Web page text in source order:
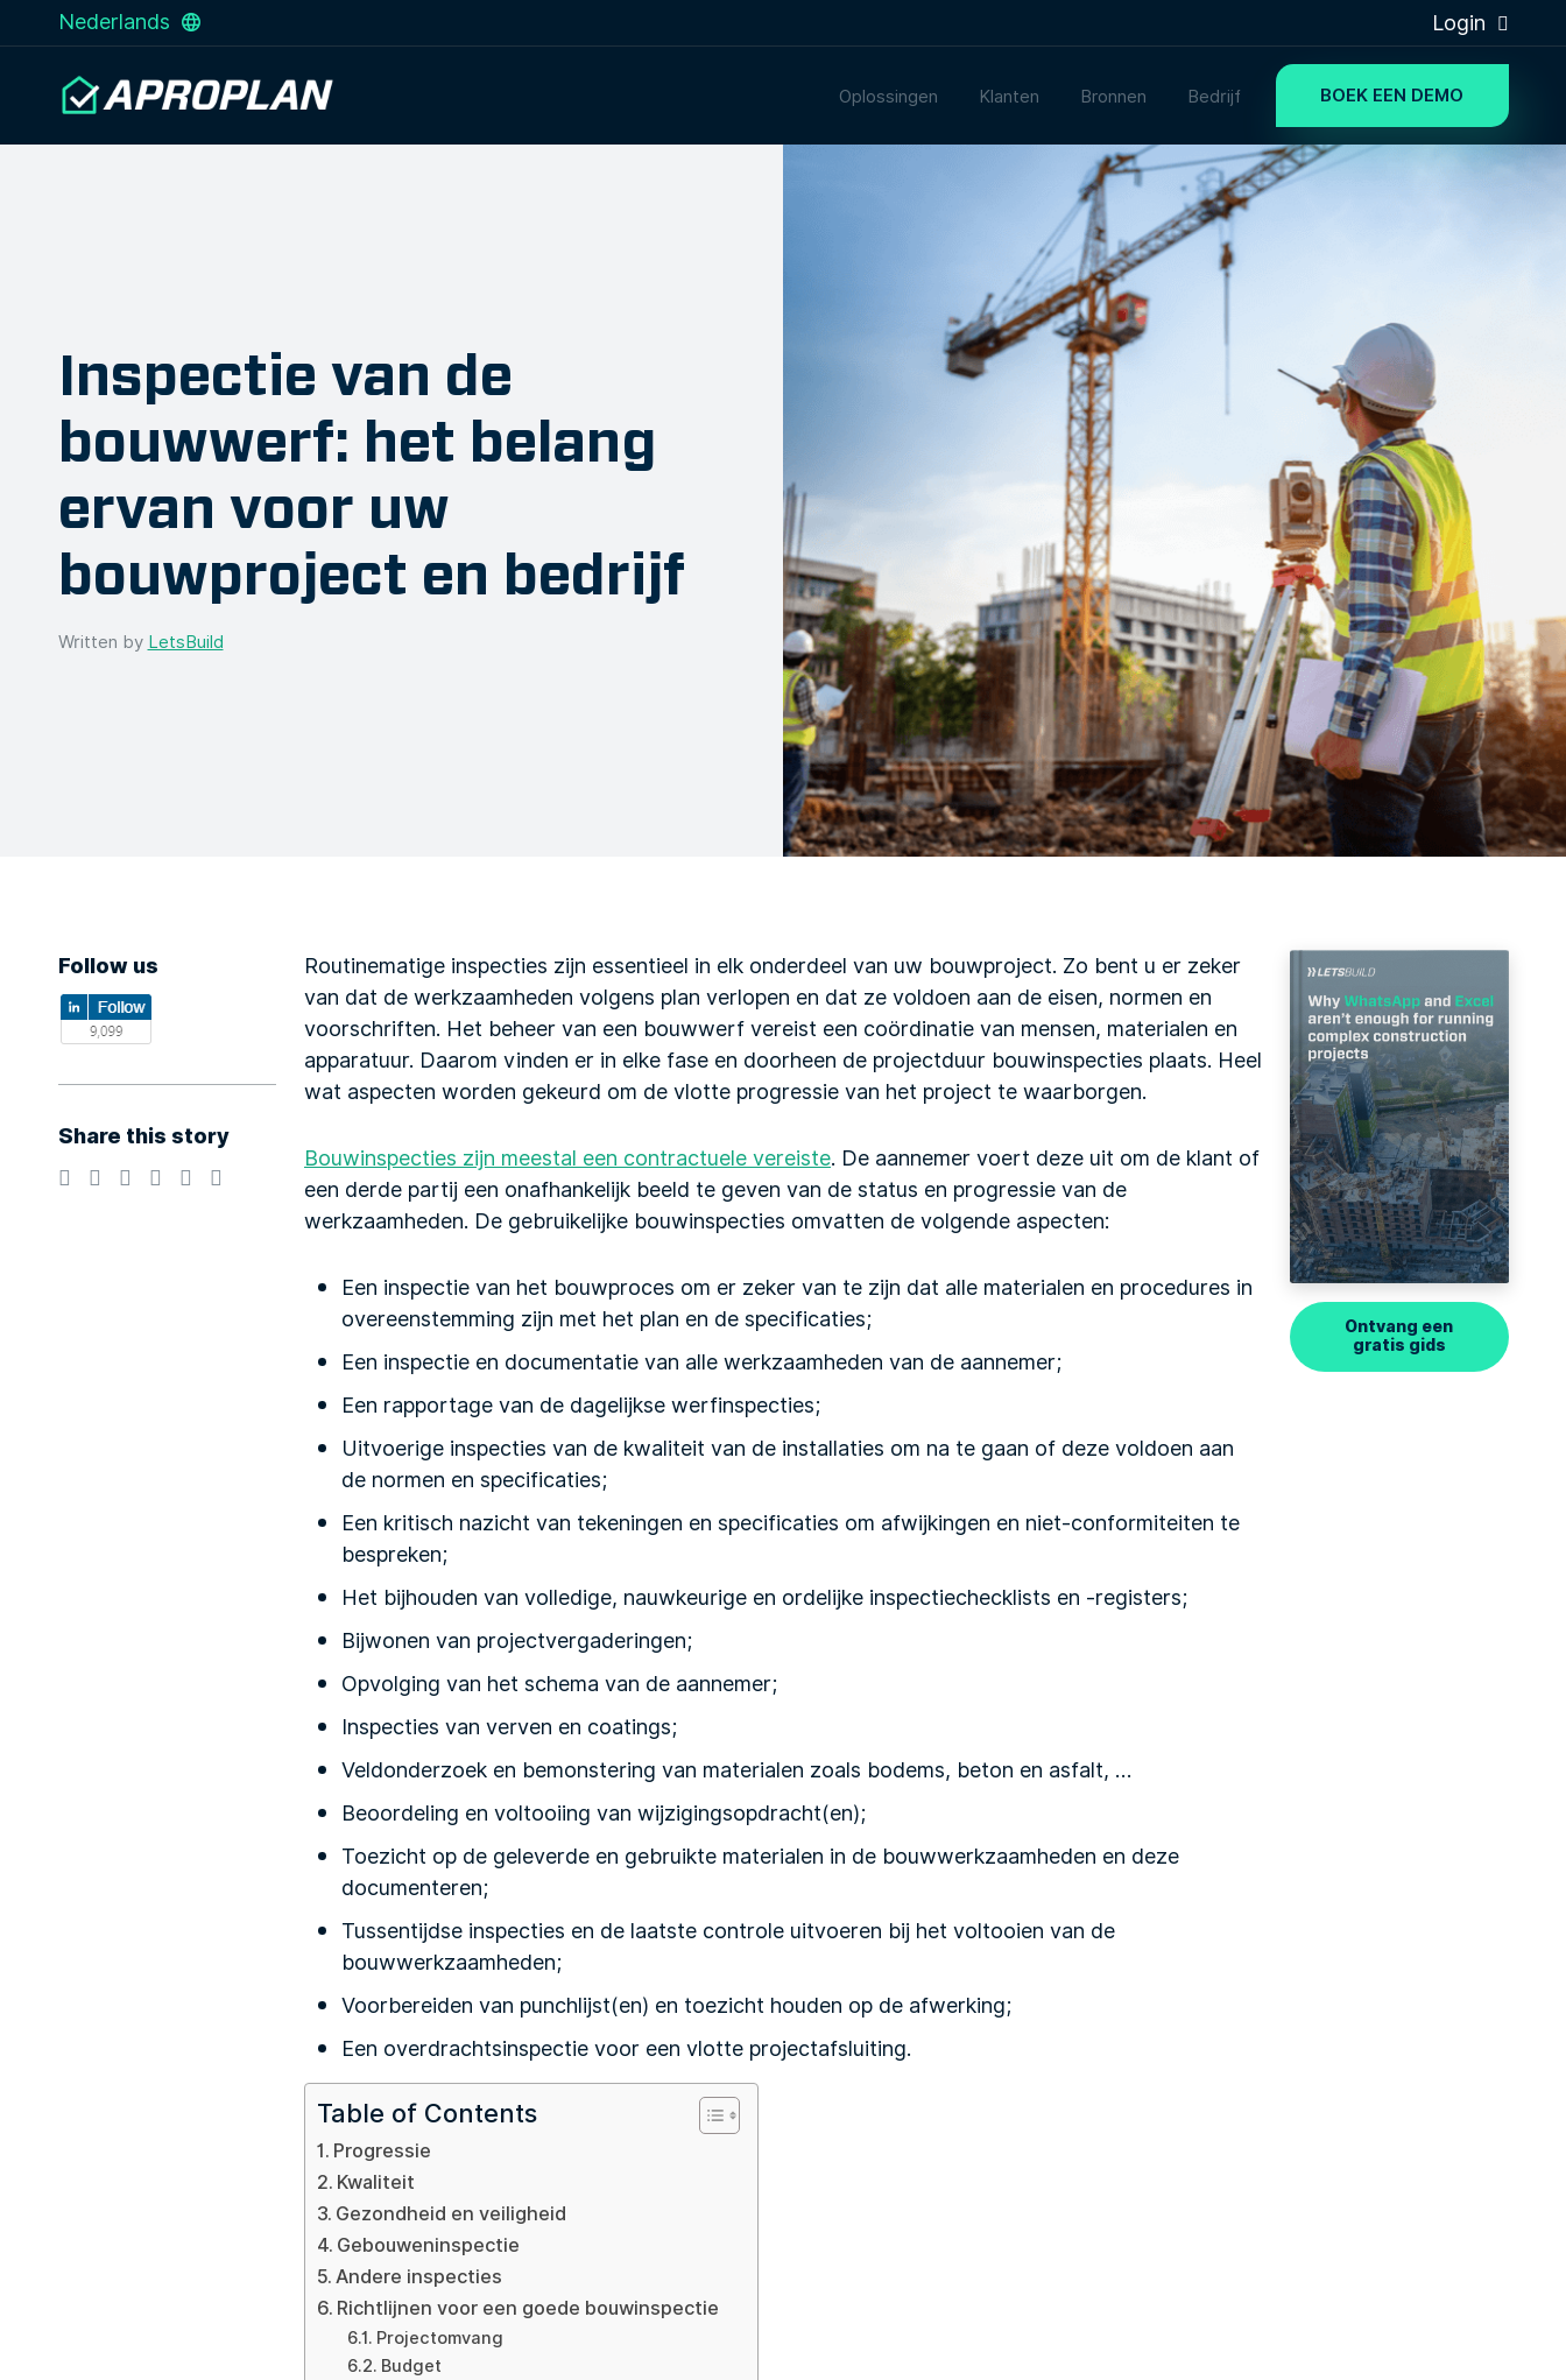
Nederlands Login
Oplossingen Klanten Bronnen Bedrijf BOEK EEN DEMO
Inspectie van de
bouwwerf: het belang
ervan voor uw
bouwproject en bedrijf
Written by LetsBuild
Follow us
Share this story
Routinematige inspecties zijn essentieel in elk onderdeel van uw bouwproject. Zo bent u er zeker
van dat de werkzaamheden volgens plan verlopen en dat ze voldoen aan de eisen, normen en
voorschriften. Het beheer van een bouwwerf vereist een coördinatie van mensen, materialen en
apparatuur. Daarom vinden er in elke fase en doorheen de projectduur bouwinspecties plaats. Heel
wat aspecten worden gekeurd om de vlotte progressie van het project te waarborgen.
Bouwinspecties zijn meestal een contractuele vereiste. De aannemer voert deze uit om de klant of
een derde partij een onafhankelijk beeld te geven van de status en progressie van de
werkzaamheden. De gebruikelijke bouwinspecties omvatten de volgende aspecten:
Een inspectie van het bouwproces om er zeker van te zijn dat alle materialen en procedures in
overeenstemming zijn met het plan en de specificaties;
Een inspectie en documentatie van alle werkzaamheden van de aannemer;
Een rapportage van de dagelijkse werfinspecties;
Uitvoerige inspecties van de kwaliteit van de installaties om na te gaan of deze voldoen aan
de normen en specificaties;
Een kritisch nazicht van tekeningen en specificaties om afwijkingen en niet-conformiteiten te
bespreken;
Het bijhouden van volledige, nauwkeurige en ordelijke inspectiechecklists en -registers;
Bijwonen van projectvergaderingen;
Opvolging van het schema van de aannemer;
Inspecties van verven en coatings;
Veldonderzoek en bemonstering van materialen zoals bodems, beton en asfalt, …
Beoordeling en voltooiing van wijzigingsopdracht(en);
Toezicht op de geleverde en gebruikte materialen in de bouwwerkzaamheden en deze
documenteren;
Tussentijdse inspecties en de laatste controle uitvoeren bij het voltooien van de
bouwwerkzaamheden;
Voorbereiden van punchlijst(en) en toezicht houden op de afwerking;
Een overdrachtsinspectie voor een vlotte projectafsluiting.
Table of Contents
Progressie
Kwaliteit
Gezondheid en veiligheid
Gebouweninspectie
Andere inspecties
Richtlijnen voor een goede bouwinspectie
Projectomvang
Budget
Ontvang een
gratis gids